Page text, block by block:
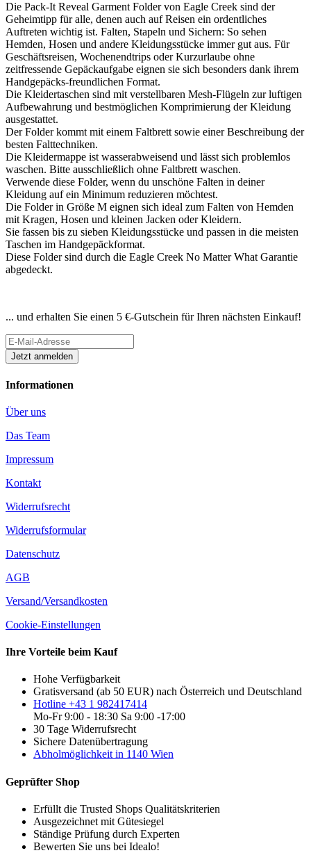
Die Pack-It Reveal Garment Folder von Eagle Creek sind der
Geheimtipp für alle, denen auch auf Reisen ein ordentliches
Auftreten wichtig ist. Falten, Stapeln und Sichern: So sehen
Hemden, Hosen und andere Kleidungsstücke immer gut aus. Für
Geschäftsreisen, Wochenendtrips oder Kurzurlaube ohne
zeitfressende Gepäckaufgabe eignen sie sich besonders dank ihrem
Handgepäcks-freundlichen Format.
Die Kleidertaschen sind mit verstellbaren Mesh-Flügeln zur luftigen
Aufbewahrung und bestmöglichen Komprimierung der Kleidung
ausgestattet.
Der Folder kommt mit einem Faltbrett sowie einer Beschreibung der
besten Falttechniken.
Die Kleidermappe ist wasserabweisend und lässt sich problemlos
waschen. Bitte ausschließlich ohne Faltbrett waschen.
Verwende diese Folder, wenn du unschöne Falten in deiner
Kleidung auf ein Minimum reduzieren möchtest.
Die Folder in Größe M eignen sich ideal zum Falten von Hemden
mit Kragen, Hosen und kleinen Jacken oder Kleidern.
Sie fassen bis zu sieben Kleidungsstücke und passen in die meisten
Taschen im Handgepäckformat.
Diese Folder sind durch die Eagle Creek No Matter What Garantie
abgedeckt.
... und erhalten Sie einen 5 €-Gutschein für Ihren nächsten Einkauf!
Informationen
Über uns
Das Team
Impressum
Kontakt
Widerrufsrecht
Widerrufsformular
Datenschutz
AGB
Versand/Versandkosten
Cookie-Einstellungen
Ihre Vorteile beim Kauf
Hohe Verfügbarkeit
Gratisversand (ab 50 EUR) nach Österreich und Deutschland
Hotline +43 1 982417414
Mo-Fr 9:00 - 18:30 Sa 9:00 -17:00
30 Tage Widerrufsrecht
Sichere Datenübertragung
Abholmöglichkeit in 1140 Wien
Geprüfter Shop
Erfüllt die Trusted Shops Qualitätskriterien
Ausgezeichnet mit Gütesiegel
Ständige Prüfung durch Experten
Bewerten Sie uns bei Idealo!